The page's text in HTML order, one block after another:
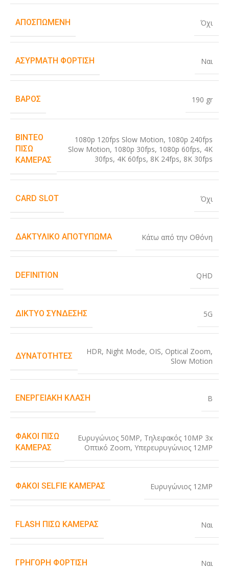
ΑΠΟΣΠΏΜΕΝΗ Όχι
ΑΣΎΡΜΑΤΗ ΦΌΡΤΙΣΗ Ναι
ΒΆΡΟΣ 190 gr
ΒΊΝΤΕΟ
ΠΊΣΩ
ΚΆΜΕΡΑΣ
1080p 120fps Slow Motion, 1080p 240fps
Slow Motion, 1080p 30fps, 1080p 60fps, 4K
30fps, 4K 60fps, 8K 24fps, 8K 30fps
CARD SLOT Όχι
ΔΑΚΤΥΛΙΚΌ ΑΠΟΤΎΠΩΜΑ Κάτω από την Οθόνη
DEFINITION QHD
ΔΊΚΤΥΟ ΣΎΝΔΕΣΗΣ 5G
ΔΥΝΑΤΌΤΗΤΕΣ HDR, Night Mode, OIS, Optical Zoom,
Slow Motion
ΕΝΕΡΓΕΙΑΚΉ ΚΛΆΣΗ B
ΦΑΚΟΊ ΠΊΣΩ
ΚΆΜΕΡΑΣ
Ευρυγώνιος 50MP, Τηλεφακός 10MP 3x
Οπτικό Zoom, Υπερευρυγώνιος 12MP
ΦΑΚΟΊ SELFIE ΚΆΜΕΡΑΣ Ευρυγώνιος 12MP
FLASH ΠΊΣΩ ΚΆΜΕΡΑΣ Ναι
ΓΡΉΓΟΡΗ ΦΌΡΤΙΣΗ Ναι